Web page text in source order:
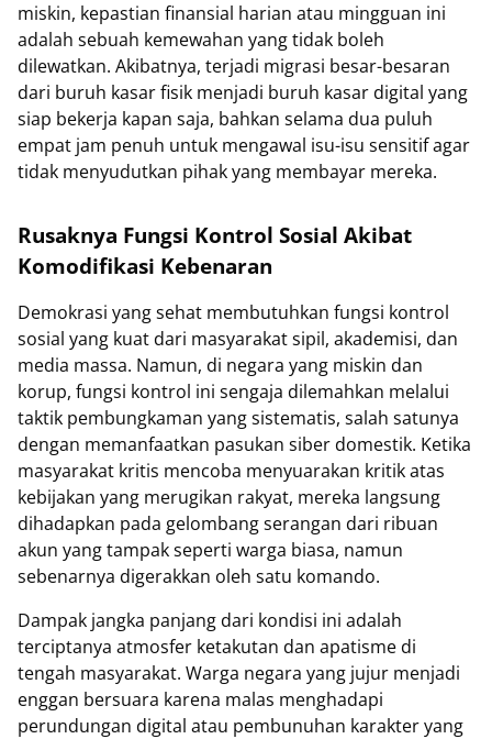
miskin, kepastian finansial harian atau mingguan ini
adalah sebuah kemewahan yang tidak boleh
dilewatkan. Akibatnya, terjadi migrasi besar-besaran
dari buruh kasar fisik menjadi buruh kasar digital yang
siap bekerja kapan saja, bahkan selama dua puluh
empat jam penuh untuk mengawal isu-isu sensitif agar
tidak menyudutkan pihak yang membayar mereka.
Rusaknya Fungsi Kontrol Sosial Akibat
Komodifikasi Kebenaran
Demokrasi yang sehat membutuhkan fungsi kontrol
sosial yang kuat dari masyarakat sipil, akademisi, dan
media massa. Namun, di negara yang miskin dan
korup, fungsi kontrol ini sengaja dilemahkan melalui
taktik pembungkaman yang sistematis, salah satunya
dengan memanfaatkan pasukan siber domestik. Ketika
masyarakat kritis mencoba menyuarakan kritik atas
kebijakan yang merugikan rakyat, mereka langsung
dihadapkan pada gelombang serangan dari ribuan
akun yang tampak seperti warga biasa, namun
sebenarnya digerakkan oleh satu komando.
Dampak jangka panjang dari kondisi ini adalah
terciptanya atmosfer ketakutan dan apatisme di
tengah masyarakat. Warga negara yang jujur menjadi
enggan bersuara karena malas menghadapi
perundungan digital atau pembunuhan karakter yang